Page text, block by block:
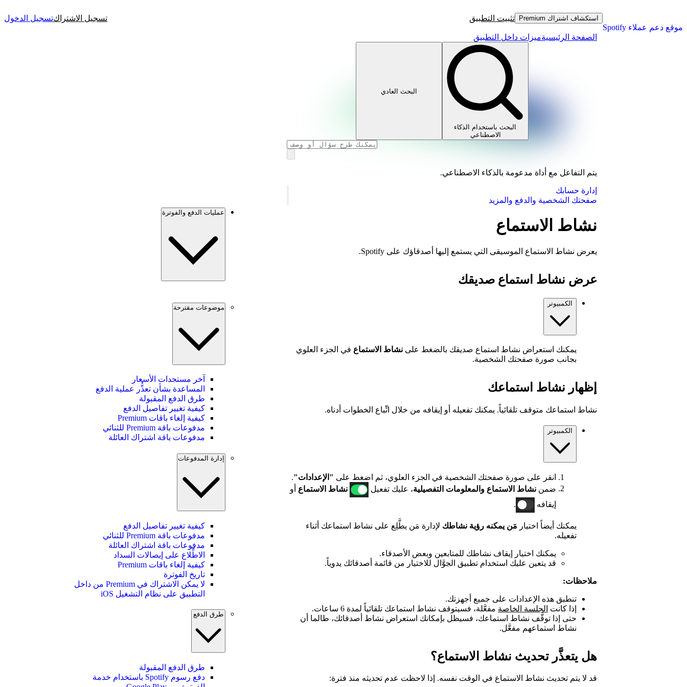
موقع دعم عملاء Spotify
استكشاف اشتراك Premium تثبيت التطبيق تسجيل الاشتراكتسجيل الدخول
الصفحة الرئيسيةميزات داخل التطبيق
البحث باستخدام الذكاء
الاصطناعي
البحث العادي
يتم التفاعل مع أداة مدعومة بالذكاء الاصطناعي.
إدارة حسابك
صفحتك الشخصية والدفع والمزيد
نشاط الاستماع
يعرض نشاط الاستماع الموسيقى التي يستمع إليها أصدقاؤك على Spotify.
عرض نشاط استماع صديقك
الكمبيوتر
يمكنك استعراض نشاط استماع صديقك بالضغط على نشاط الاستماع في الجزء العلوي
بجانب صورة صفحتك الشخصية.
إظهار نشاط استماعك
نشاط استماعك متوقف تلقائياً. يمكنك تفعيله أو إيقافه من خلال اتِّباع الخطوات أدناه.
الكمبيوتر
انقر على صورة صفحتك الشخصية في الجزء العلوي، ثم اضغط على "الإعدادات".
ضمن نشاط الاستماع والمعلومات التفصيلية، عليك تفعيل نشاط الاستماع أو
إيقافه
يمكنك أيضاً اختيار مَن يمكنه رؤية نشاطك لإدارة مَن يطَّلِع على نشاط استماعك أثناء
تفعيله.
يمكنك اختيار إيقاف نشاطك للمتابعين وبعض الأصدقاء.
قد يتعين عليك استخدام تطبيق الجوَّال للاختيار من قائمة أصدقائك يدوياً.
ملاحظات:
تنطبق هذه الإعدادات على جميع أجهزتك.
إذا كانت الجلسة الخاصة مفعَّلة، فسيتوقف نشاط استماعك تلقائياً لمدة 6 ساعات.
حتى إذا توقَّف نشاط استماعك، فسيظل بإمكانك استعراض نشاط أصدقائك، طالما أن
نشاط استماعهم مفعَّل.
هل يتعذَّر تحديث نشاط الاستماع؟
قد لا يتم تحديث نشاط الاستماع في الوقت نفسه. إذا لاحظت عدم تحديثه منذ فترة:
عمليات الدفع والفوترة
موضوعات مقترحة
آخر مستجدات الأسعار
المساعدة بشأن تعذُّر عملية الدفع
طرق الدفع المقبولة
كيفية تغيير تفاصيل الدفع
كيفية إلغاء باقات Premium
مدفوعات باقة Premium للثنائي
مدفوعات باقة اشتراك العائلة
إدارة المدفوعات
كيفية تغيير تفاصيل الدفع
مدفوعات باقة Premium للثنائي
مدفوعات باقة اشتراك العائلة
الاطِّلاع على إيصالات السداد
كيفية إلغاء باقات Premium
تاريخ الفوترة
لا يمكن الاشتراك في Premium من داخل
التطبيق على نظام التشغيل iOS
طرق الدفع
طرق الدفع المقبولة
دفع رسوم Spotify باستخدام خدمة